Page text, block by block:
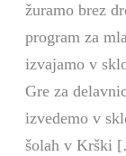
žuramo brez
program za
izvajamo v
Gre za
izvedemo v
šolah v Krški